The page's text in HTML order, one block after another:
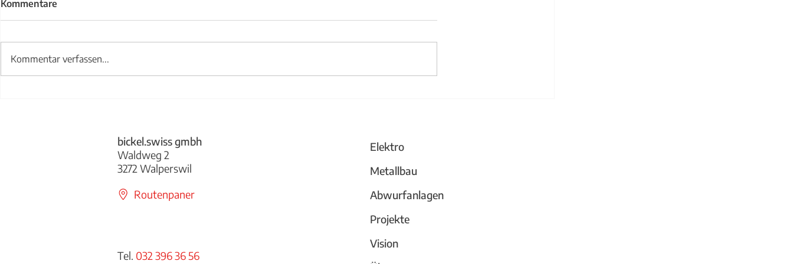
Kommentare
Kommentar verfassen...
bickel.swiss gmbh
Waldweg 2
3272 Walperswil
Routenpaner
Tel. 032 396 36 56
Elektro
Metallbau
Abwurfanlagen
Projekte
Vision